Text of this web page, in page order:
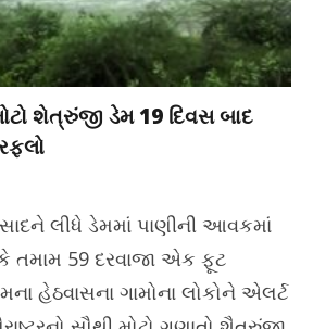
શેત્રુંજી ડેમ 19 દિવસ બાદ
લીધે ડેમમાં પાણીની આવકમાં
તમામ 59 દરવાજા એક ફૂટ
હેઠવાસના ગામોના લોકોને એલર્ટ